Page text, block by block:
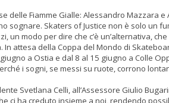
delle Fiamme Gialle: Alessandro Mazzara e
sognare. Skaters of Justice non è solo un
un modo per dire che c’è un’alternativa,
In attesa della Coppa del Mondo di
a Ostia e dal 8 al 15 giugno a Colle
i sogni, se messi su ruote, corrono
Svetlana Celli, all’Assessore Giulio
ci ha creduto insieme a noi, rendendo